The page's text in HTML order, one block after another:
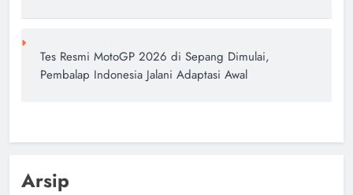
Tes Resmi MotoGP 2026 di Sepang Dimulai,
Pembalap Indonesia Jalani Adaptasi Awal
Arsip